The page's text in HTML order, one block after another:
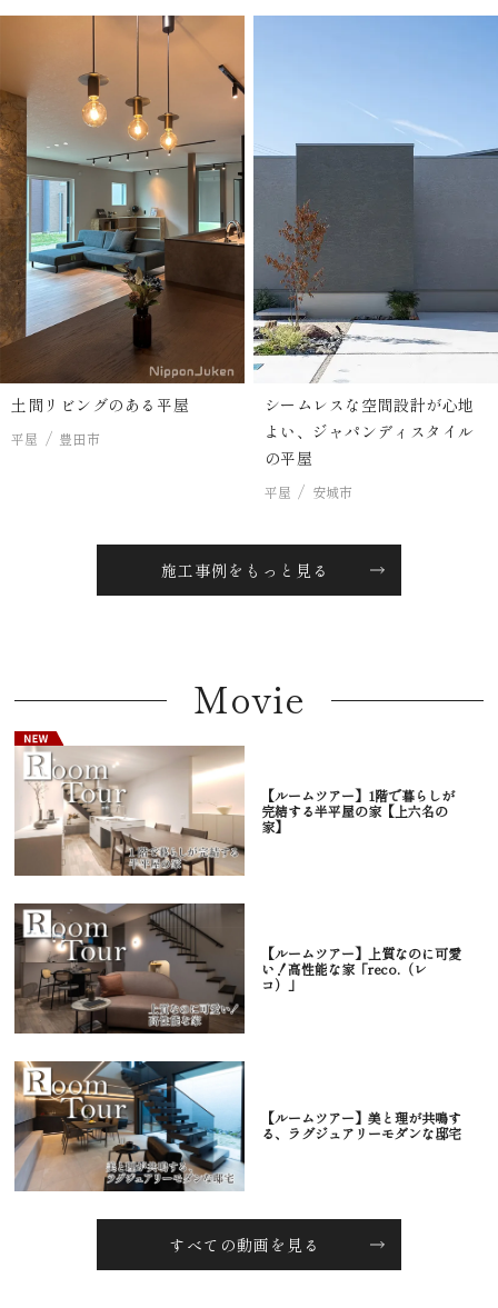
土間リビングのある平屋
平屋 豊田市
シームレスな空間設計が心地
よい、ジャパンディスタイル
の平屋
平屋 安城市
施工事例をもっと見る
Movie
【ルームツアー】1階で暮らしが
完結する半平屋の家【上六名の
家】
【ルームツアー】上質なのに可愛
い！高性能な家「reco.（レ
コ）」
【ルームツアー】美と理が共鳴す
る、ラグジュアリーモダンな邸宅
すべての動画を見る